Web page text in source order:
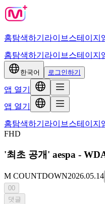
홈탐색하기 라이브 스테이지
홈탐색하기 라이브 스테이지
한국어 로그인하기
앱 열기
앱 열기
홈탐색하기 라이브 스테이지
FHD
'최초 공개' aespa -
M COUNTDOWN2026.05.14
00
댓글